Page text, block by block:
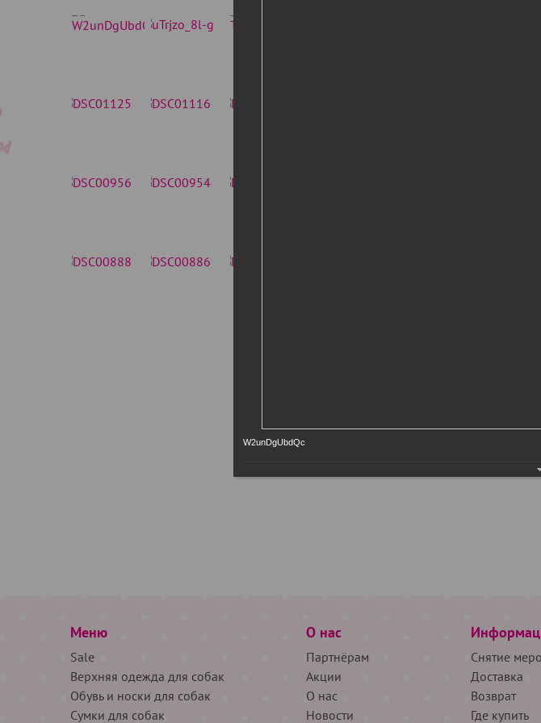
Меню
Sale
Верхняя одежда для собак
Обувь и носки для собак
Сумки для собак
О нас
Партнёрам
Акции
О нас
Новости
Снятие
Доставка
Возврат
Где купить
W2unDgUbdQc